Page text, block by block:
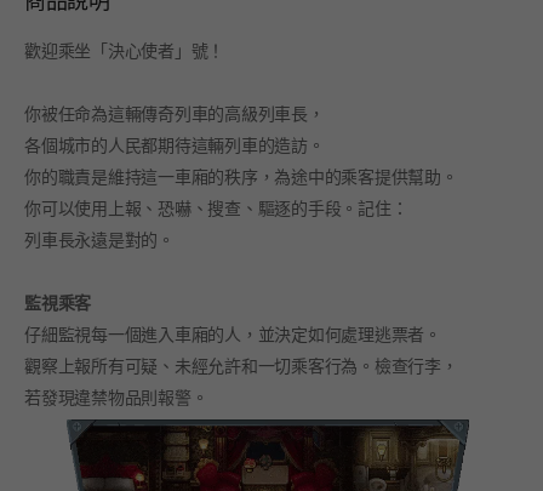
歡迎乘坐「決心使者」號！
你被任命為這輛傳奇列車的高級列車長，
各個城市的人民都期待這輛列車的造訪。
你的職責是維持這一車廂的秩序，為途中的乘客提供幫助。
你可以使用上報、恐嚇、搜查、驅逐的手段。記住：
列車長永遠是對的。
監視乘客
仔細監視每一個進入車廂的人，並決定如何處理逃票者。
觀察上報所有可疑、未經允許和一切乘客行為。檢查行李，
若發現違禁物品則報警。